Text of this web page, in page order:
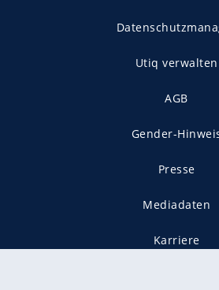
Utiq verwalten
AGB
Gender-
Presse
Mediadaten
Karriere